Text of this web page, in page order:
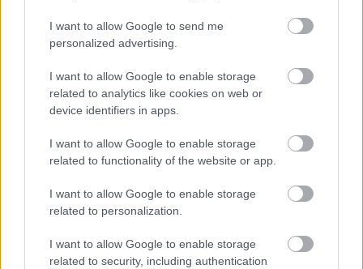
I want to allow Google to send me
personalized advertising.
I want to allow Google to enable storage
related to analytics like cookies on web or
device identifiers in apps.
I want to allow Google to enable storage
related to functionality of the website or app.
I want to allow Google to enable storage
related to personalization.
I want to allow Google to enable storage
related to security, including authentication
Endringene i distansene på Reistadløpet åpner
samtidig opp for flere deltakere. Grunnet
skiforbundets regelverk var vinterens 40-
kilometer kun åpen for løpere fra 17 år og eldre.
Med konkurransedistanse på 35 kilometer, kan
– Vi håper at det vil gi oss et løft i antall deltakere,
og også gjøre oss mer interessante for yngre
løpere, sier Gamst.
Det blir også trimklasser med og uten tidtaking på